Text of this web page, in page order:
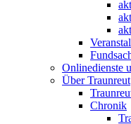
Onlinedienste
Über Traunreut
Chronik